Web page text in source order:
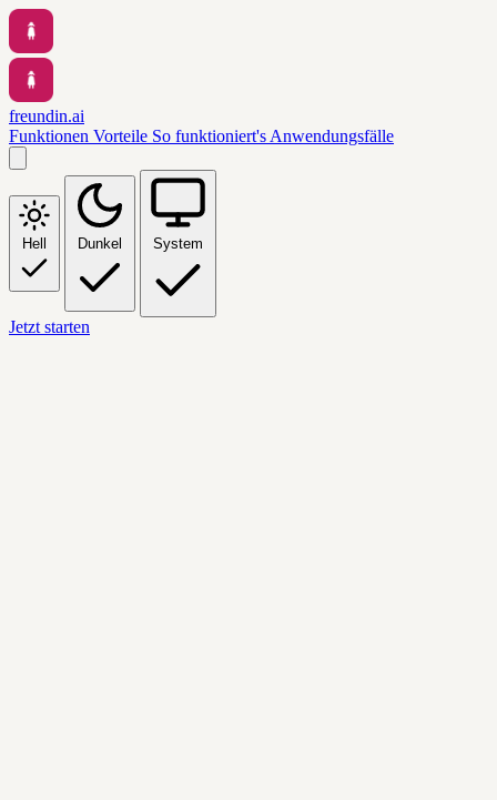
freundin.ai
Funktionen Vorteile So funktioniert's Anwendungsfälle
Hell Dunkel System
Jetzt starten